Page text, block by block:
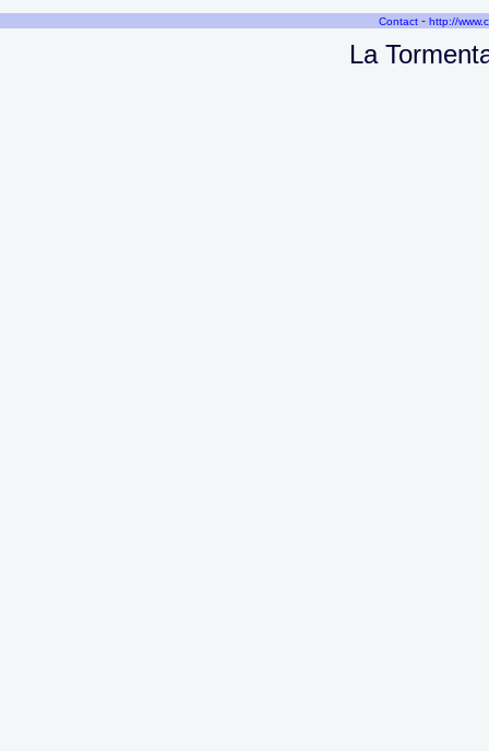
Contact - http://
La